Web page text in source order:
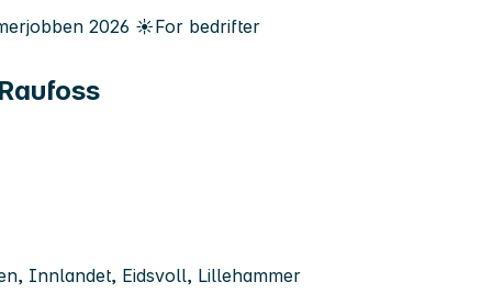
2026 ☀️For bedrifter
Innlandet, Eidsvoll, Lillehammer